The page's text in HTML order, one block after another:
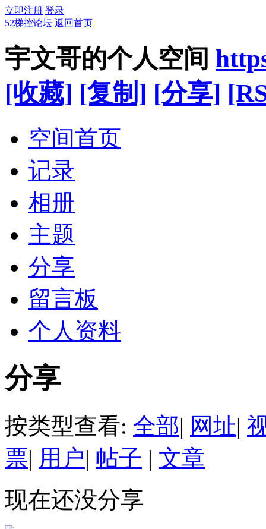
立即注册 登录
52梯控论坛 返回首页
宇文哥的个人空间
[收藏] [复制] [分享]
空间首页
记录
相册
主题
分享
留言板
个人资料
分享
按类型查看: 全部| 网址|
票| 用户| 帖子 | 文章
现在还没分享